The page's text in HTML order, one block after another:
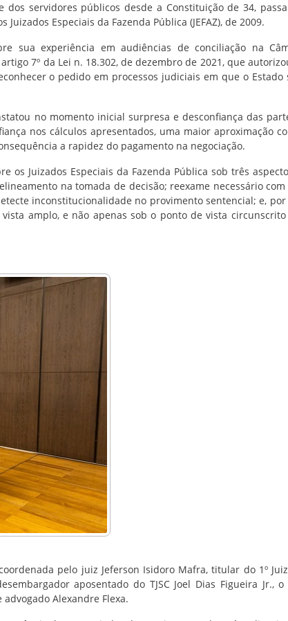
servidores públicos desde a Constituição de 34,
Especiais da Fazenda Pública (JEFAZ), de 2009.
sua experiência em audiências de conciliação na
7º da Lei n. 18.302, de dezembro de 2021, que
o pedido em processos judiciais em que o Estado
no momento inicial surpresa e desconfiança das
nos cálculos apresentados, uma maior aproximação
a rapidez do pagamento na negociação.
Juizados Especiais da Fazenda Pública sob três
na tomada de decisão; reexame necessário com
inconstitucionalidade no provimento sentencial; e, por
amplo, e não apenas sob o ponto de vista circunscrito
pelo juiz Jeferson Isidoro Mafra, titular do 1º
aposentado do TJSC Joel Dias Figueira Jr., o
advogado Alexandre Flexa.